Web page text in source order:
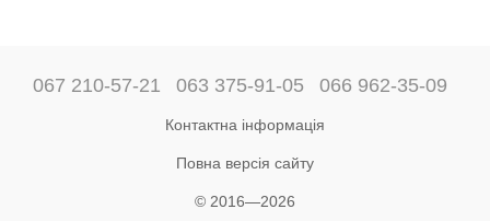
067 210-57-21 063 375-91-05 066 962-35-09
Контактна інформація
Повна версія сайту
© 2016—2026